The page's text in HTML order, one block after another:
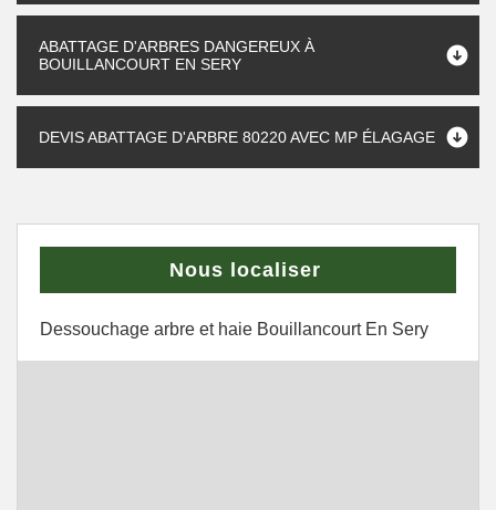
ABATTAGE D'ARBRES DANGEREUX À
BOUILLANCOURT EN SERY
DEVIS ABATTAGE D'ARBRE 80220 AVEC MP ÉLAGAGE
Nous localiser
Dessouchage arbre et haie Bouillancourt En Sery